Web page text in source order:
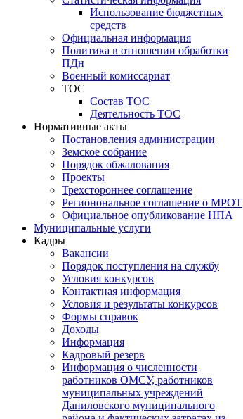
Использование бюджетных
средств
Официальная информация
Политика в отношении обработки
ПДн
Военный комиссариат
ТОС
Состав ТОС
Деятельность ТОС
Нормативные акты
Постановления администрации
Земское собрание
Порядок обжалования
Проекты
Трехстороннее соглашение
Регионональное соглашение о МРОТ
Официальное опубликование НПА
Муниципальные услуги
Кадры
Вакансии
Порядок поступления на службу
Условия конкурсов
Контактная информация
Условия и результаты конкурсов
Формы справок
Доходы
Информация
Кадровый резерв
Информация о численности
работников ОМСУ, работников
муниципальных учреждений
Даниловского муниципального